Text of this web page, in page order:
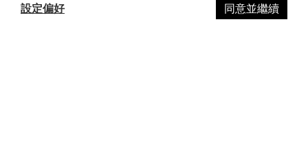
設定偏好
同意並繼續
電話｜037-861727